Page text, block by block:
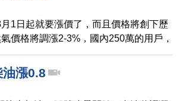
1日起就要漲價了，而且價格將創下歷
價格將調漲2-3%，國內250萬的用戶，
支出，不少民眾都說，什麼都要漲，生
漲0.8